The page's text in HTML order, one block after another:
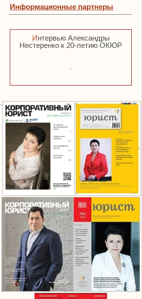
Информационные партнеры
Интервью Александры
Нестеренко к 20-летию ОКЮР